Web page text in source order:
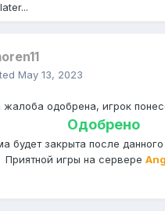
May 13, 2023
одобрена, игрок
Одобрено
будет закрыта после
Приятной игры на сервере